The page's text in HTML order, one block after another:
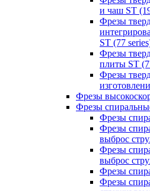
и чаш ST
Фрезы
ST (77
Фрезы
плиты ST
Фрезы
Фрезы
Фрезы
Фрезы
Фрезы
выброс
Фрезы
выброс
Фрезы
Фрезы